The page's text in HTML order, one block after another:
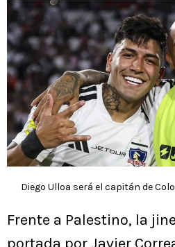
Diego Ulloa será el capitán de
Frente a Palestino, la